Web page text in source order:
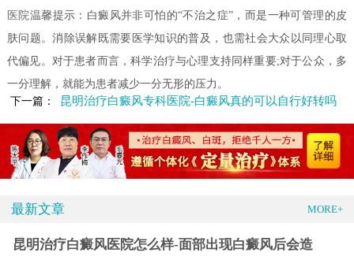
医院温馨提示：白癜风并非可怕的“不治之症”，而是一种可管理的皮
肤问题。消除误解既需要医学知识的普及，也需社会大众以同理心取
代偏见。对于患者而言，科学治疗与心理支持同样重要;对于公众，多
一分理解，就能为患者减少一分无形的压力。
下一篇：
昆明治疗白癜风专科医院-白癜风真的可以自行好转吗
最新文章 MORE+
昆明治疗白癜风医院怎么样-面部出现白癜风后会造